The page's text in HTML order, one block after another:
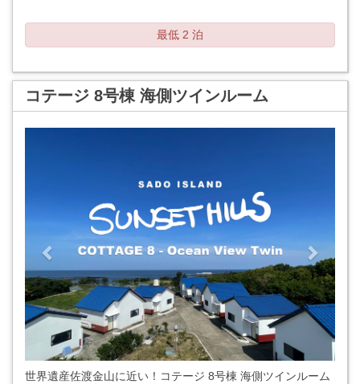
最低 2 泊
コテージ 8号棟 海側ツインルーム
世界遺産佐渡金山に近い！コテージ 8号棟 海側ツインルーム